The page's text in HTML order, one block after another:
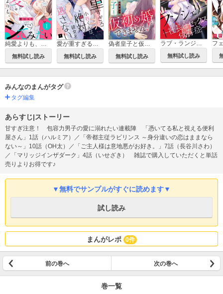
無料試し読み 無料試し読み 無料試し読み
ラブ・ランジェリー
無料試し読み
みんなのまんがタグ
タグ編集
あらすじ|ストーリー
甘すぎ注意！ 包容力男子の愛に溺れたい連載陣 「憑いてる私と視える便利
屋さん」1話（ハルミア）／「帝都主従ラビリンス ～身分違いの恋はままなら
ない～」10話（OH太）／「ご主人様は意地悪がお好き。」7話（長谷川さわ）
／「マリッジインザダーク」4話（いせざき） 雑誌で購入していただくと単話
売りよりお得です♪
▼無料でサンプルがすぐに読めます▼
試し読み
まんがレポ 0件
前の巻へ 次の巻へ
巻一覧